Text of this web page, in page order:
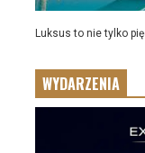
Luksus to nie tylko
WYDARZENIA